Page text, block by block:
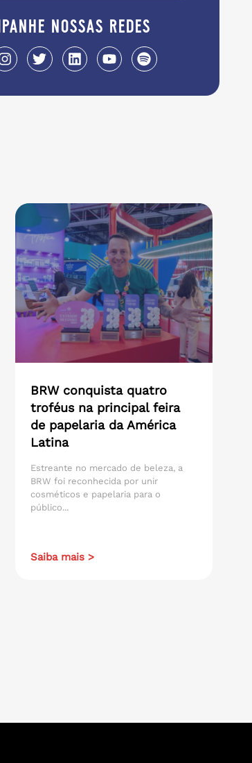
nossas redes
BRW conquista quatro
troféus na principal feira
de papelaria da América
Latina
Estreante no mercado de beleza, a
BRW foi reconhecida por unir
cosméticos e papelaria para o
público...
Saiba mais >